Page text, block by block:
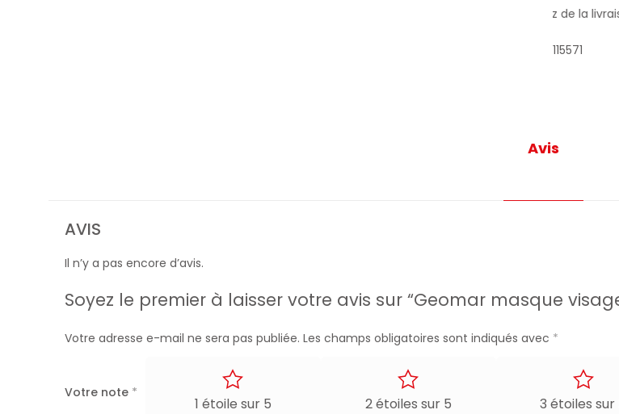
Profitez de la
115571
Avis
AVIS
Il n’y a pas encore d’avis.
Soyez le premier à laisser votre avis sur “Geomar masque
Votre adresse e-mail ne sera pas publiée. Les champs obligatoires sont indiqués avec *
Votre note *
1 étoile sur 5 2 étoiles sur 5 3 étoiles sur